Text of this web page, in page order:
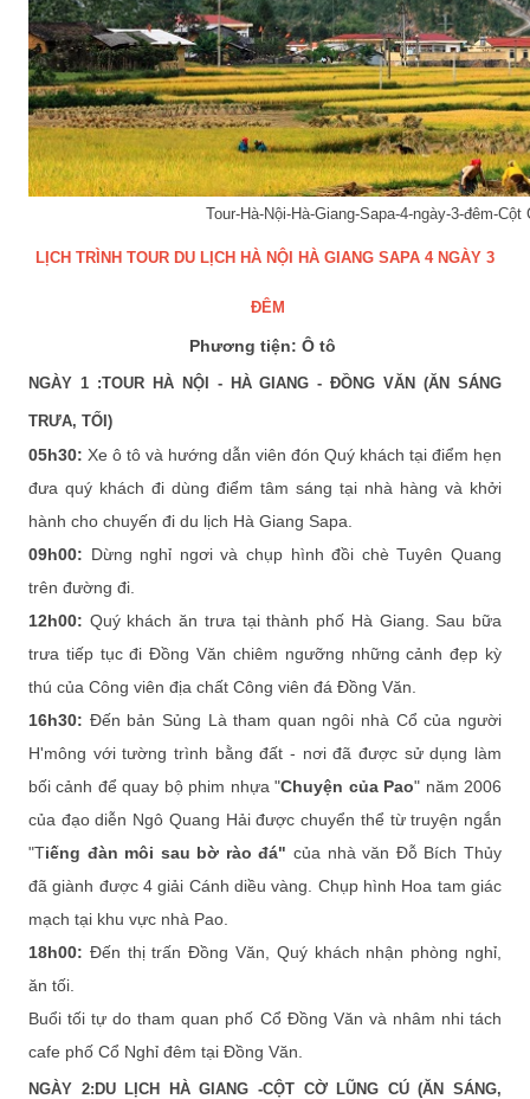
Tour-Hà-Nội-Hà-Giang-Sapa-4-ngày-3-đêm-Cột
LỊCH TRÌNH TOUR DU LỊCH HÀ NỘI HÀ GIANG SAPA 4 NGÀY 3
ĐÊM
Phương tiện: Ô tô
NGÀY 1 :TOUR HÀ NỘI - HÀ GIANG - ĐỒNG VĂN (ĂN SÁNG
TRƯA, TỐI)
05h30: Xe ô tô và hướng dẫn viên đón Quý khách tại điểm hẹn
đưa quý khách đi dùng điểm tâm sáng tại nhà hàng và khởi
hành cho chuyến đi du lịch Hà Giang Sapa.
09h00: Dừng nghỉ ngơi và chụp hình đồi chè Tuyên Quang
trên đường đi.
12h00: Quý khách ăn trưa tại thành phố Hà Giang. Sau bữa
trưa tiếp tục đi Đồng Văn chiêm ngưỡng những cảnh đẹp kỳ
thú của Công viên địa chất Công viên đá Đồng Văn.
16h30: Đến bản Sủng Là tham quan ngôi nhà Cổ của người
H'mông với tường trình bằng đất - nơi đã được sử dụng làm
bối cảnh để quay bộ phim nhựa "Chuyện của Pao" năm 2006
của đạo diễn Ngô Quang Hải được chuyển thể từ truyện ngắn
"Tiếng đàn môi sau bờ rào đá" của nhà văn Đỗ Bích Thủy
đã giành được 4 giải Cánh diều vàng. Chụp hình Hoa tam giác
mạch tại khu vực nhà Pao.
18h00: Đến thị trấn Đồng Văn, Quý khách nhận phòng nghỉ,
ăn tối.
Buổi tối tự do tham quan phố Cổ Đồng Văn và nhâm nhi tách
cafe phố Cổ Nghỉ đêm tại Đồng Văn.
NGÀY 2:DU LỊCH HÀ GIANG -CỘT CỜ LŨNG CÚ (ĂN SÁNG,